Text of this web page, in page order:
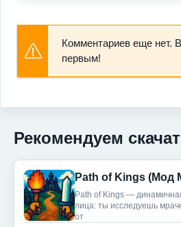
Комментариев еще нет.
первым!
Рекомендуем
Path of Kings (Мод
Path of Kings —
лица: ты исследуешь
от